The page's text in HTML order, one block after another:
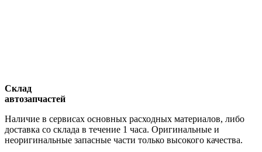
Склад
автозапчастей
Наличие в сервисах основных расходных материалов, либо
доставка со склада в течение 1 часа. Оригинальные и
неоригинальные запасные части только высокого качества.